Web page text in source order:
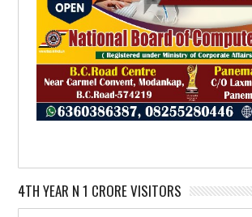
4TH YEAR N 1 CRORE VISITORS